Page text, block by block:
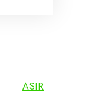
ASIR